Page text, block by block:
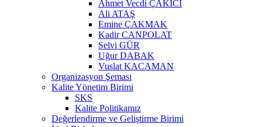
Ahmet Vecdi ÇAKICI
Ali ATAŞ
Emine ÇAKMAK
Kadir CANPOLAT
Selvi GÜR
Uğur DABAK
Vuslat KACAMAN
Organizasyon Şeması
Kalite Yönetim Birimi
SKS
Kalite Politikamız
Değerlendirme ve Geliştirme Birimi